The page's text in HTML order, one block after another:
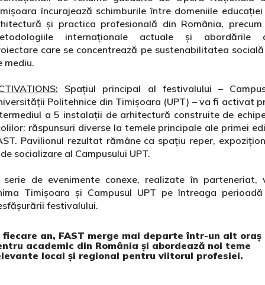
încurajează schimburile între domeniile educației
și practica profesională din România,
internaționale actuale și abordările
care se concentrează pe sustenabilitatea
mediu.
Spațiul principal al festivalului –
Politehnice din Timișoara (UPT) – va fi activat
a 5 instalații de arhitectură construite de
răspunsuri diverse la temele principale ale primei
Pavilionul rezultat rămâne ca spațiu reper,
socializare al Campusului UPT.
serie de evenimente conexe, realizate în parteneriat,
Timișoara și Campusul UPT pe întreaga
festivalului.
fiecare an, FAST merge mai departe într-un alt oraș
academic din România și abordează noi teme
local și regional pentru viitorul profesiei.